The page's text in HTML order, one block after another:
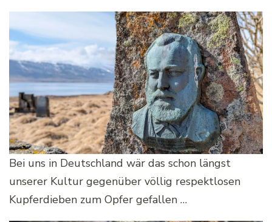
Bei uns in Deutschland wär das schon längst
unserer Kultur gegenüber völlig respektlosen
Kupferdieben zum Opfer gefallen …